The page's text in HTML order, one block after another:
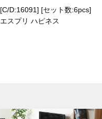
[C/D:16091] [セット数:6pcs]
エスプリ ハピネス